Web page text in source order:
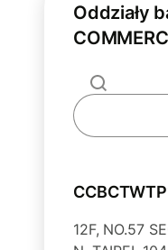
Oddziały
12F, NO.57